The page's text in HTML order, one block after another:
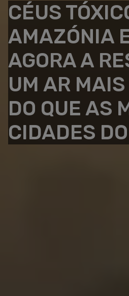
CÉUS
AMAZÓNIA
AGORA A
UM AR
DO QUE AS
CIDADES